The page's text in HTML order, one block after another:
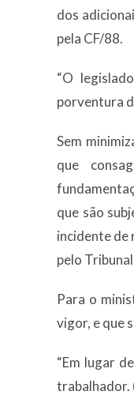
dos
pela CF/88.
“O
porventura
Sem
que
que são
incidente de
pelo
Para o
vigor, e que
“Em lugar
trabalhador.